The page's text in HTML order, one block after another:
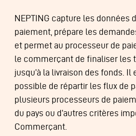
NEPTING capture les données
paiement, prépare les
et permet au processeur de
le commerçant de finaliser les
jusqu’à la livraison des fonds. Il
possible de répartir les flux de
plusieurs processeurs de
du pays ou d’autres critères
Commerçant.